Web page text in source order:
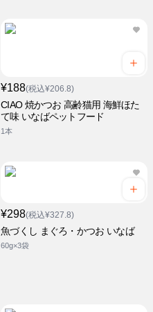
¥188(税込¥206.8)
CIAO 焼かつお 高齢猫用 海鮮ほた
て味 いなばペットフード
1本
¥298(税込¥327.8)
魚づくし まぐろ・かつお いなば
60g×3袋